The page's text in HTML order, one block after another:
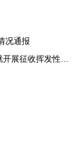
况通报